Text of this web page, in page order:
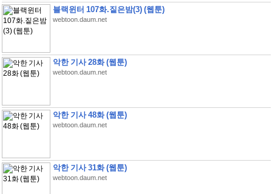
블랙윈터 107화.짙은밤(3) (웹툰)
webtoon.daum.net
악한 기사 28화 (웹툰)
webtoon.daum.net
악한 기사 48화 (웹툰)
webtoon.daum.net
악한 기사 31화 (웹툰)
webtoon.daum.net